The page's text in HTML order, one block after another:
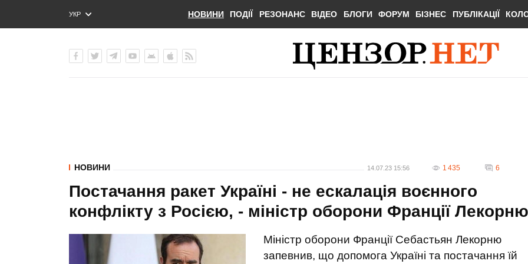
УКР
ENG
НОВИНИ ПОДІЇ РЕЗОНАНС ВІДЕО БЛОГИ ФОРУМ БІЗНЕС ПУБЛІКАЦІЇ
НОВИНИ 14.07.23 15:56 1 435 6
Постачання ракет Україні - не ескалація воєнного
конфлікту з Росією, - міністр оборони Франції Лекорню
Міністр оборони Франції Себастьян Лекорню
запевнив, що допомога Україні та постачання їй